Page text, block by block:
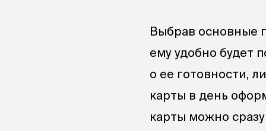
Выбрав основные
ему удобно будет
о ее готовности,
карты в день
карты можно